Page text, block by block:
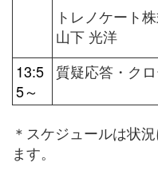
トレノケート
山下 光洋
13:5
5～
質疑応答・ク
＊スケジュールは状
ます。